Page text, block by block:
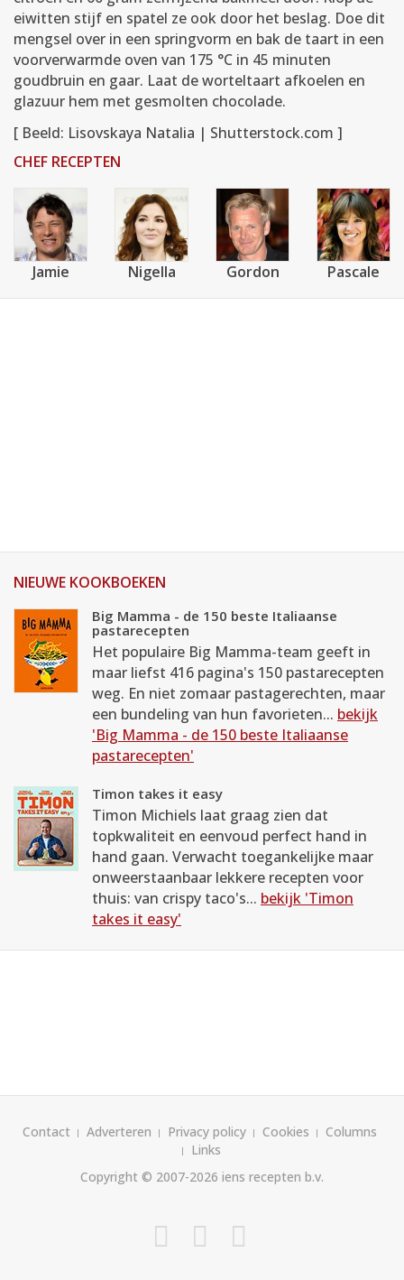
eiwitten stijf en spatel ze ook door het beslag. Doe dit
mengsel over in een springvorm en bak de taart in een
voorverwarmde oven van 175 °C in 45 minuten
goudbruin en gaar. Laat de worteltaart afkoelen en
glazuur hem met gesmolten chocolade.
[ Beeld: Lisovskaya Natalia | Shutterstock.com ]
CHEF RECEPTEN
Jamie Nigella Gordon Pascale
NIEUWE KOOKBOEKEN
Big Mamma - de 150 beste Italiaanse
pastarecepten
Het populaire Big Mamma-team geeft in
maar liefst 416 pagina's 150 pastarecepten
weg. En niet zomaar pastagerechten, maar
een bundeling van hun favorieten... bekijk
'Big Mamma - de 150 beste Italiaanse
pastarecepten'
Timon takes it easy
Timon Michiels laat graag zien dat
topkwaliteit en eenvoud perfect hand in
hand gaan. Verwacht toegankelijke maar
onweerstaanbaar lekkere recepten voor
thuis: van crispy taco's... bekijk 'Timon
takes it easy'
Contact Adverteren Privacy policy Cookies
Columns
Links
Copyright © 2007-2026 iens recepten b.v.